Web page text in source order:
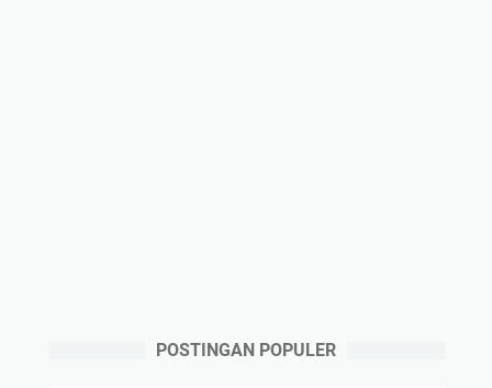
POSTINGAN POPULER